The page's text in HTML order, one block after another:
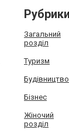
Загальний
розділ
Туризм
Будівництво
Бізнес
Жіночий
розділ